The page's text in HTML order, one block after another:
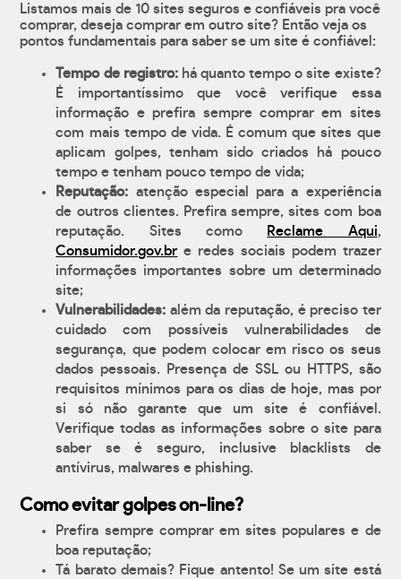
Listamos mais de 10 sites seguros e confiáveis pra você
comprar, deseja comprar em outro site? Então veja os
pontos fundamentais para saber se um site é confiável:
Tempo de registro:há quanto tempo o site existe?
É importantíssimo que você verifique essa
informação e prefira sempre comprar em sites
com mais tempo de vida. É comum que sites que
aplicam golpes, tenham sido criados há pouco
tempo e tenham pouco tempo de vida;
Reputação: atenção especial para a experiência
de outros clientes. Prefira sempre, sites com boa
reputação. Sites como
Reclame Aqui,
Consumidor.gov.br e redes sociais podem trazer
informações importantes sobre um determinado
site;
Vulnerabilidades: além da reputação, é preciso ter
cuidado com possíveis vulnerabilidades de
segurança, que podem colocar em risco os seus
dados pessoais. Presença de SSL ou HTTPS, são
requisitos mínimos para os dias de hoje, mas por
si só não garante que um site é confiável.
Verifique todas as informações sobre o site para
saber se é seguro, inclusive blacklists de
antívirus, malwares e phishing.
Como evitar golpes on-line?
Prefira sempre comprar em sites populares e de
boa reputação;
Tá barato demais? Fique antento! Se um site está